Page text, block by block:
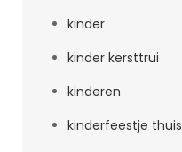
kinder
kinder kersttrui
kinderen
kinderfeestje thuis